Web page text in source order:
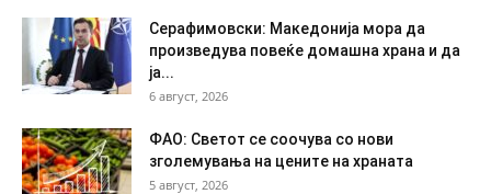
Серафимовски: Македонија мора да
произведува повеќе домашна храна и да
ја...
6 август, 2026
ФАО: Светот се соочува со нови
зголемувања на цените на храната
5 август, 2026